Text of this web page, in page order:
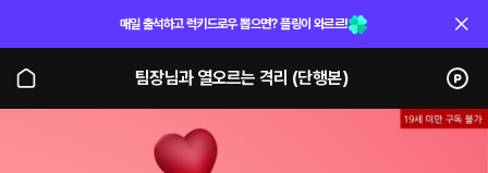
매일 출석하고 럭키드로우 뽑으면? 플링이 와르르!
팀장님과 열오르는 격리 (단행본)